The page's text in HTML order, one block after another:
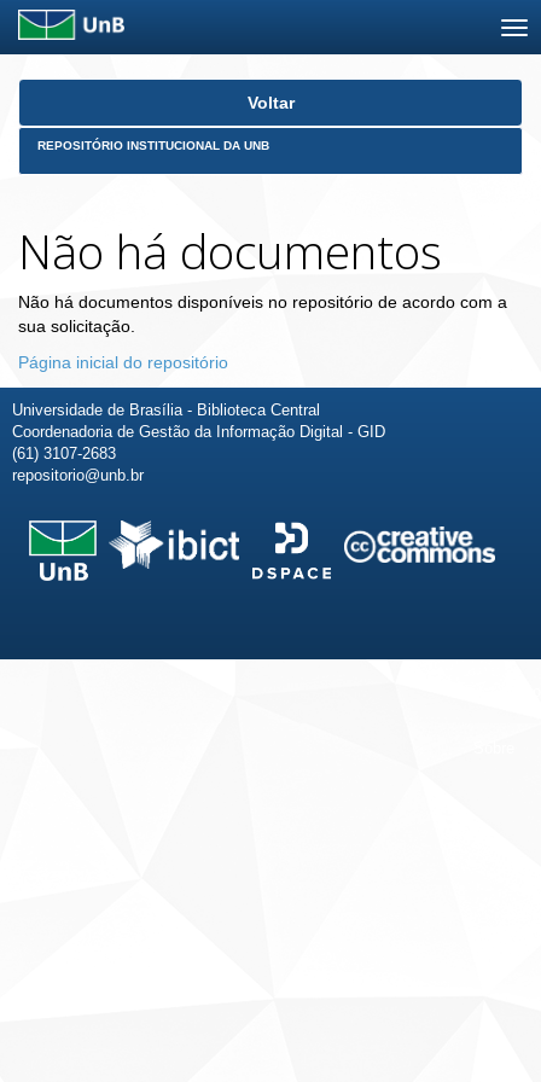
Skip
Voltar
REPOSITÓRIO INSTITUCIONAL DA UNB
Não há documentos
Não há documentos disponíveis no repositório de acordo com a
sua solicitação.
Página inicial do repositório
Universidade de Brasília - Biblioteca Central
Coordenadoria de Gestão da Informação Digital - GID
(61) 3107-2683
repositorio@unb.br